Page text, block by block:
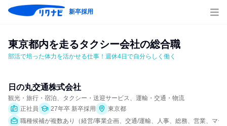
新卒採用
東京都内を走るタクシー会社の総合職
部活で培った体力を活かせる仕事！週休4日で自分らしく働く
日の丸交通株式会社
観光・旅行・宿泊、タクシー・送迎サービス、運輸・交通・物流
正社員
27年卒 新卒採用
東京都
職種候補が複数あり（経営/事業企画、交通/運輸、人事、総務、営業、マー